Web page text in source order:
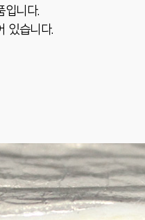
입니다.
있습니다.